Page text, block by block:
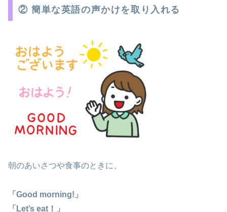
② 簡単な英語の声かけを取り入れる
朝のあいさつや食事のときに、
「Good morning!」
「Let’s eat！」